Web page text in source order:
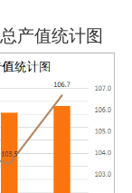
产值统计图